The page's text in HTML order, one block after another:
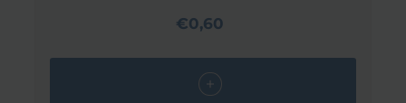
€0,60